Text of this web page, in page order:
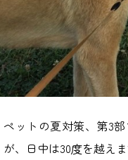
ペットの夏対策、第3
が、日中は30度を越え